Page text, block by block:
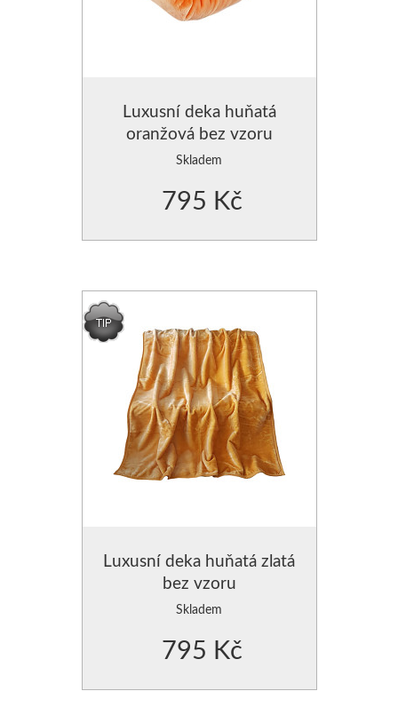
Luxusní deka huňatá
oranžová bez vzoru
Skladem
795 Kč
Luxusní deka huňatá zlatá
bez vzoru
Skladem
795 Kč